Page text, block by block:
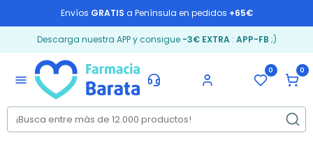
Envíos GRATIS a Península en pedidos +65€
Descarga nuestra APP y consigue -3€ EXTRA: APP-FB ;)
menu
0 0